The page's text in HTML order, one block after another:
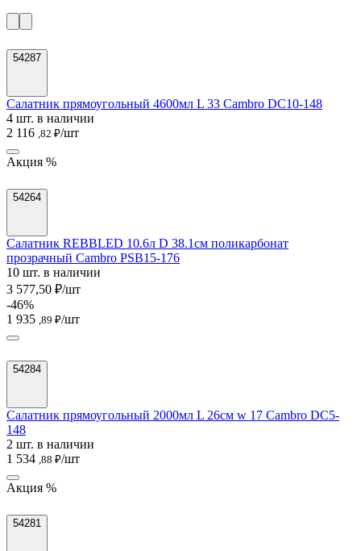
54287
Салатник прямоугольный 4600мл L 33 Cambro DC10-148
4 шт. в наличии
2 116 ,82 ₽/шт
Акция %
54264
Салатник REBBLED 10.6л D 38.1см поликарбонат
прозрачный Cambro PSB15-176
10 шт. в наличии
3 577,50 ₽/шт
-46%
1 935 ,89 ₽/шт
54284
Салатник прямоугольный 2000мл L 26см w 17 Cambro DC5-
148
2 шт. в наличии
1 534 ,88 ₽/шт
Акция %
54281